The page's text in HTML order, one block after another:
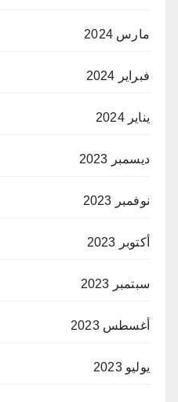
مارس 2024
فبراير 2024
يناير 2024
ديسمبر 2023
نوفمبر 2023
أكتوبر 2023
سبتمبر 2023
أغسطس 2023
يوليو 2023